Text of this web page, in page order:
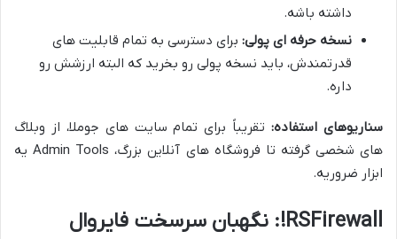
داشته باشه.
نسخه حرفه ای پولی: برای دسترسی به تمام قابلیت های
قدرتمندش، باید نسخه پولی رو بخرید که البته ارزشش رو
داره.
سناریوهای استفاده:تقریباً برای تمام سایت های جوملا، از وبلاگ
های شخصی گرفته تا فروشگاه های آنلاین بزرگ، Admin Tools یه
ابزار ضروریه.
RSFirewall!: نگهبان سرسخت فایروال